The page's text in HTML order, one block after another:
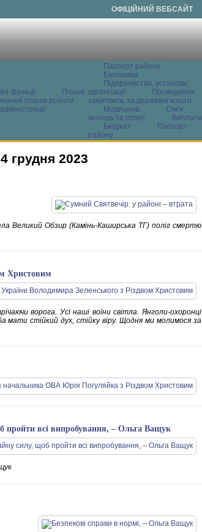
ОФІЦІЙНИЙ ВЕБСАЙТ
функції
Плани
планів роботи
Паспорт району
Економіка
Підприємства, установи,
організації
Проведення
закупівель за державні кошти
Медицина
Сім'я,
молодь та спорт
Виплати
Бюджет
Паспорт
району
грудня 2023
Великий Обзир (Камінь-Каширська ТГ) поліг смертю
Христовим
ворога. Усі наші воїни світла. Янголи-охоронці
мати стійкий дух, стійку віру. Щодня ми молимося за
пройти всі випробування, – Ольга Ващук